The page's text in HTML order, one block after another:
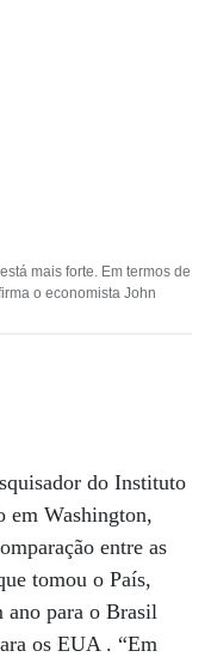
mais forte. Em termos de
o economista John
do Instituto
em Washington,
entre as
tomou o País,
ano para o Brasil
os EUA . “Em